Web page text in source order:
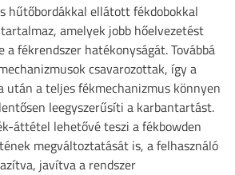
hűtőbordákkal ellátott fékdobokkal
amelyek jobb hőelvezetést
a fékrendszer hatékonyságát. Továbbá
csavarozottak, így a
után a teljes fékmechanizmus könnyen
leegyszerűsíti a karbantartást.
áttétel lehetővé teszi a fékbowden
megváltoztatását is, a felhasználó
javítva a rendszer